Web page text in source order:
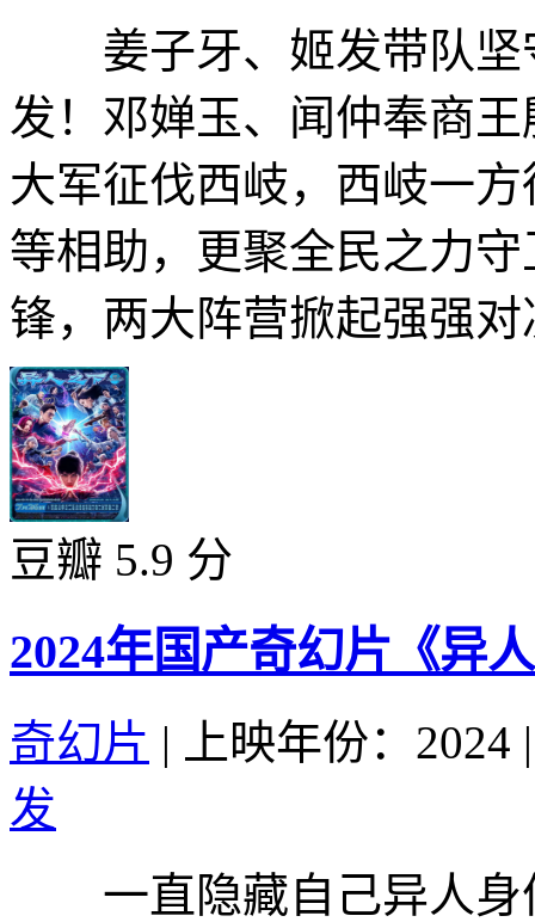
姜子牙、姬发带队坚
发！邓婵玉、闻仲奉商
大军征伐西岐，西岐一
等相助，更聚全民之力
锋，两大阵营掀起强强
豆瓣 5.9 分
2024年国产奇幻片《异
奇幻片 | 上映年份：2024 |
发
一直隐藏自己异人身